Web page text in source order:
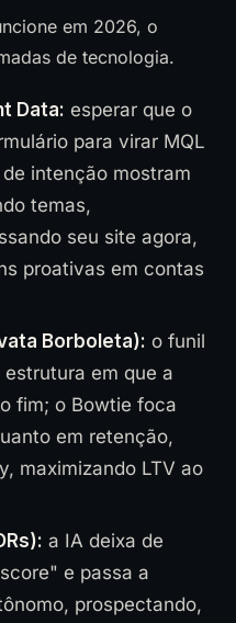
em 2026, o
de tecnologia.
Data: esperar que o
para virar MQL
intenção mostram
temas,
seu site agora,
proativas em contas
Borboleta): o funil
em que a
fim; o Bowtie foca
em retenção,
maximizando LTV ao
a IA deixa de
e passa a
prospectando,